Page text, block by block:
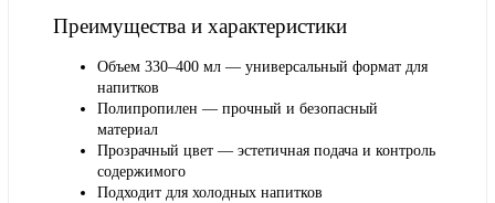
Преимущества и характеристики
Объем 330–400 мл — универсальный формат для
напитков
Полипропилен — прочный и безопасный
материал
Прозрачный цвет — эстетичная подача и контроль
содержимого
Подходит для холодных напитков